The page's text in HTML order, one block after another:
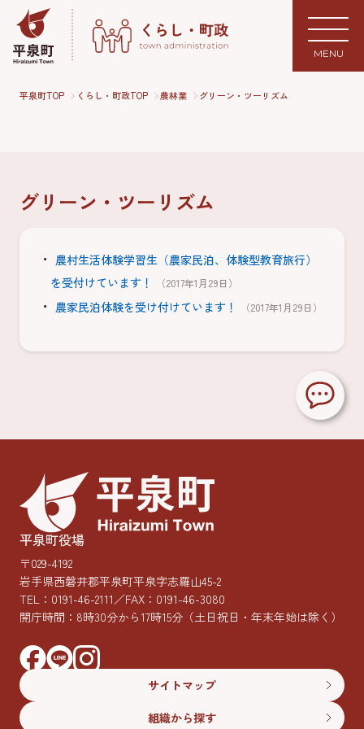
MENU
平泉町TOP くらし・町政TOP 農林業 グリーン・ツーリズム
グリーン・ツーリズム
農村生活体験学習生（農家民泊、体験型教育旅行）
を受付けています！
（2017年1月29日）
農家民泊体験を受け付けています！ （2017年1月29日）
平泉町役場
〒029-4192
岩手県西磐井郡平泉町平泉字志羅山45-2
TEL： 0191-46-2111／FAX：0191-46-3080
開庁時間：8時30分から17時15分 （土日祝日・年末年始は除く）
サイトマップ
組織から探す